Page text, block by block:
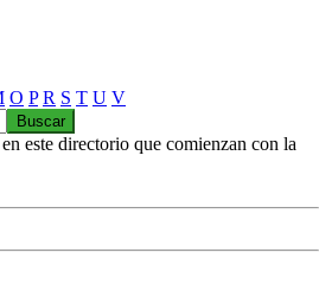
O P R S T U V
este directorio que comienzan con la